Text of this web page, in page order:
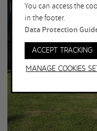
You can access the
in the footer.
Data Protection
Accept tracking
Manage Cookies